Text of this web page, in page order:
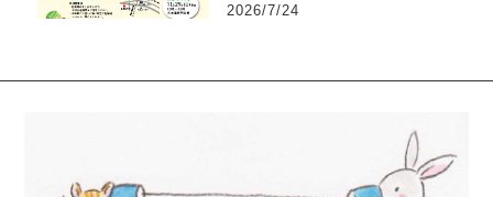
2026/7/24